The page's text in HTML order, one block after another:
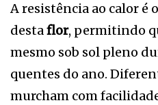
A resistência ao calor é
destaflor, permitindo
mesmo sob sol pleno
quentes do ano.
murcham com